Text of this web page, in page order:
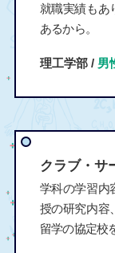
就職実績もあ
あるから。
理工学部 / 男
クラブ・サ
学科の学習内
授の研究内容
留学の協定校